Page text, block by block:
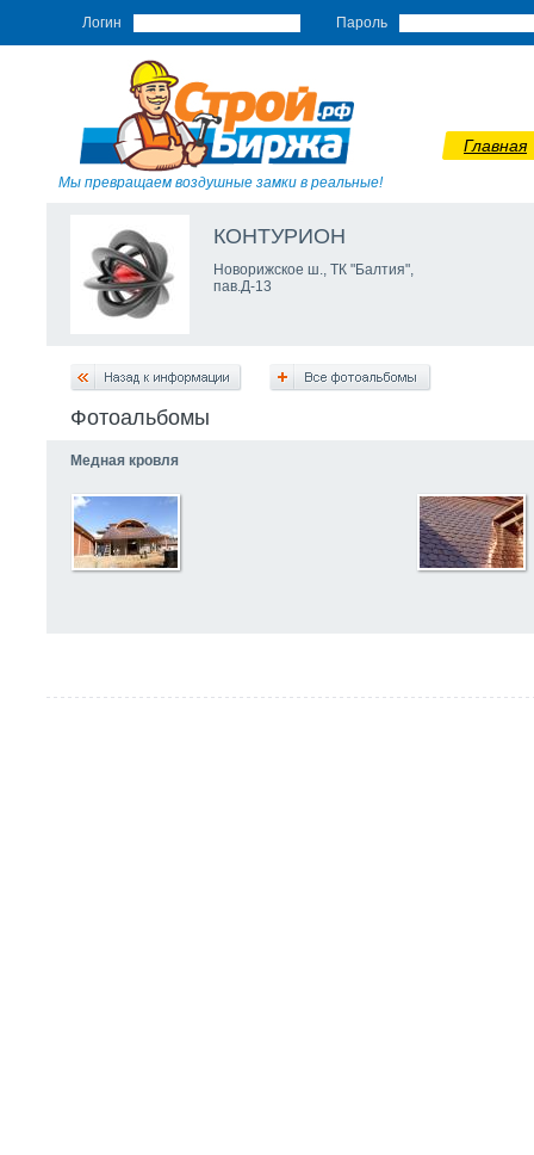
Логин Пароль
Мы превращаем воздушные замки в реальные!
Главная
КОНТУРИОН
Новорижское ш., ТК "Балтия",
пав.Д-13
Фотоальбомы
Медная кровля